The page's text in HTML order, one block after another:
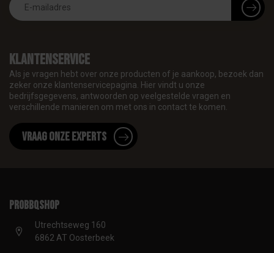
Klantenservice
Als je vragen hebt over onze producten of je aankoop, bezoek dan
zeker onze klantenservicepagina. Hier vindt u onze
bedrijfsgegevens, antwoorden op veelgestelde vragen en
verschillende manieren om met ons in contact te komen.
Vraag onze experts
proBBQshop
Utrechtseweg 160
6862 AT Oosterbeek